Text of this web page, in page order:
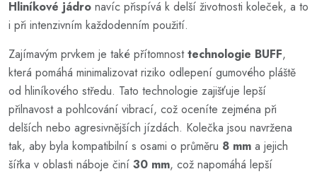
Hliníkové jádro navíc přispívá k delší životnosti koleček, a to
i při intenzivním každodenním použití.
Zajímavým prvkem je také přítomnosttechnologie BUFF,
která pomáhá minimalizovat riziko odlepení gumového pláště
od hliníkového středu. Tato technologie zajišťuje lepší
přilnavost a pohlcování vibrací, což oceníte zejména při
delších nebo agresivnějších jízdách. Kolečka jsou navržena
tak, aby byla kompatibilní s osami o průměru 8 mm a jejich
šířka v oblasti náboje činí 30 mm, což napomáhá lepší